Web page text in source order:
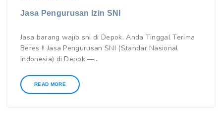
Jasa Pengurusan Izin SNI
Jasa barang wajib sni di Depok. Anda Tinggal Terima
Beres !! Jasa Pengurusan SNI (Standar Nasional
Indonesia) di Depok —…
READ MORE